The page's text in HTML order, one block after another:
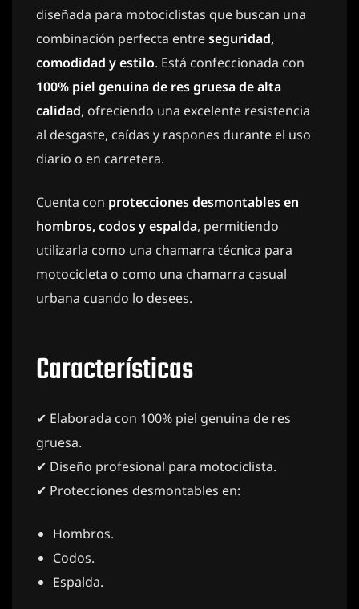
diseñada para motociclistas que buscan una
combinación perfecta entreseguridad,
comodidad y estilo. Está confeccionada con
100% piel genuina de res gruesa de alta
calidad, ofreciendo una excelente resistencia
al desgaste, caídas y raspones durante el uso
diario o en carretera.
Cuenta con protecciones desmontables en
hombros, codos y espalda, permitiendo
utilizarla como una chamarra técnica para
motocicleta o como una chamarra casual
urbana cuando lo desees.
Características
✔ Elaborada con 100% piel genuina de res
gruesa.
✔ Diseño profesional para motociclista.
✔ Protecciones desmontables en:
Hombros.
Codos.
Espalda.